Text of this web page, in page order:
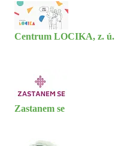
Centrum LOCIKA, z. ú.
Zastanem se